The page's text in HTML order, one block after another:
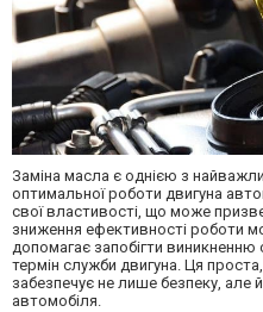
Заміна масла є однією з
оптимальної роботи двигуна
свої властивості, що може
зниження ефективності роботи
допомагає запобігти
термін служби двигуна. Ця
забезпечує не лише безпеку, але
автомобіля.